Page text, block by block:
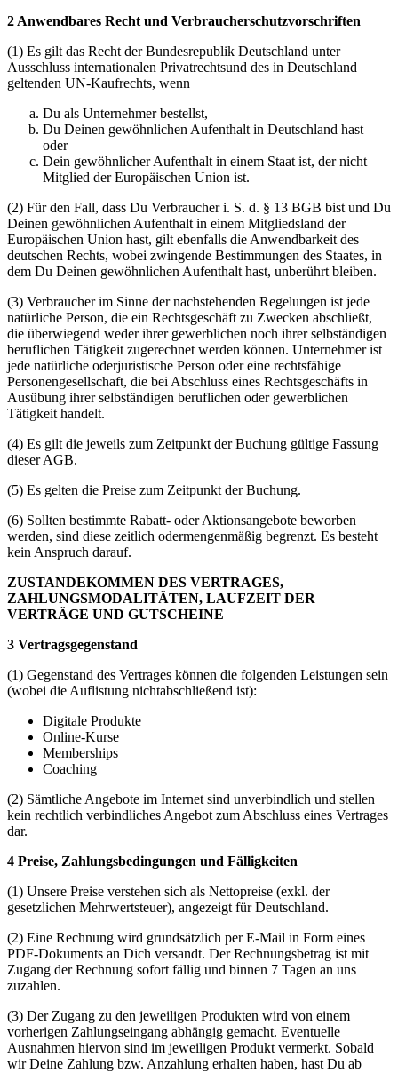
2 Anwendbares Recht und Verbraucherschutzvorschriften
(1) Es gilt das Recht der Bundesrepublik Deutschland unter
Ausschluss internationalen Privatrechtsund des in Deutschland
geltenden UN-Kaufrechts, wenn
Du als Unternehmer bestellst,
Du Deinen gewöhnlichen Aufenthalt in Deutschland hast
oder
Dein gewöhnlicher Aufenthalt in einem Staat ist, der nicht
Mitglied der Europäischen Union ist.
(2) Für den Fall, dass Du Verbraucher i. S. d. § 13 BGB bist und Du
Deinen gewöhnlichen Aufenthalt in einem Mitgliedsland der
Europäischen Union hast, gilt ebenfalls die Anwendbarkeit des
deutschen Rechts, wobei zwingende Bestimmungen des Staates, in
dem Du Deinen gewöhnlichen Aufenthalt hast, unberührt bleiben.
(3) Verbraucher im Sinne der nachstehenden Regelungen ist jede
natürliche Person, die ein Rechtsgeschäft zu Zwecken abschließt,
die überwiegend weder ihrer gewerblichen noch ihrer selbständigen
beruflichen Tätigkeit zugerechnet werden können. Unternehmer ist
jede natürliche oderjuristische Person oder eine rechtsfähige
Personengesellschaft, die bei Abschluss eines Rechtsgeschäfts in
Ausübung ihrer selbständigen beruflichen oder gewerblichen
Tätigkeit handelt.
(4) Es gilt die jeweils zum Zeitpunkt der Buchung gültige Fassung
dieser AGB.
(5) Es gelten die Preise zum Zeitpunkt der Buchung.
(6) Sollten bestimmte Rabatt- oder Aktionsangebote beworben
werden, sind diese zeitlich odermengenmäßig begrenzt. Es besteht
kein Anspruch darauf.
ZUSTANDEKOMMEN DES VERTRAGES,
ZAHLUNGSMODALITÄTEN, LAUFZEIT DER
VERTRÄGE UND GUTSCHEINE
3 Vertragsgegenstand
(1) Gegenstand des Vertrages können die folgenden Leistungen sein
(wobei die Auflistung nichtabschließend ist):
Digitale Produkte
Online-Kurse
Memberships
Coaching
(2) Sämtliche Angebote im Internet sind unverbindlich und stellen
kein rechtlich verbindliches Angebot zum Abschluss eines Vertrages
dar.
4 Preise, Zahlungsbedingungen und Fälligkeiten
(1) Unsere Preise verstehen sich als Nettopreise (exkl. der
gesetzlichen Mehrwertsteuer), angezeigt für Deutschland.
(2) Eine Rechnung wird grundsätzlich per E-Mail in Form eines
PDF-Dokuments an Dich versandt. Der Rechnungsbetrag ist mit
Zugang der Rechnung sofort fällig und binnen 7 Tagen an uns
zuzahlen.
(3) Der Zugang zu den jeweiligen Produkten wird von einem
vorherigen Zahlungseingang abhängig gemacht. Eventuelle
Ausnahmen hiervon sind im jeweiligen Produkt vermerkt. Sobald
wir Deine Zahlung bzw. Anzahlung erhalten haben, hast Du ab